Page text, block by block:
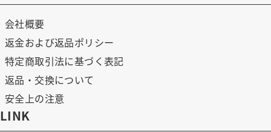
会社概要
返金および返品ポリシー
特定商取引法に基づく表記
返品・交換について
安全上の注意
LINK